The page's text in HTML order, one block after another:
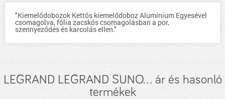
"Kiemelődobozok Kettős kiemelődoboz Alumínium Egyesével
csomagolva, fólia zacskós csomagolásban a por,
szennyeződés és karcolás ellen."
LEGRAND LEGRAND SUNO... ár és hasonló
termékek